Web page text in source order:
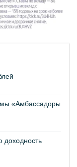
«Амбассадоры
доходность